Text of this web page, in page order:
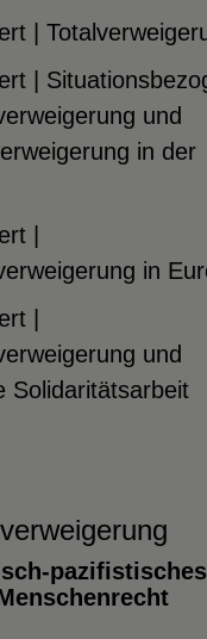
|
|
und
in der
|
in
|
und
Solidaritätsarbeit
pazifistisches